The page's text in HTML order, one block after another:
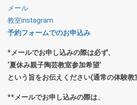
メール
教室instagram
予約フォームでのお申込み
*メールでお申し込みの際は必ず、
‘夏休み親子陶芸教室参加希望’
という旨をお伝えください(通常の体験
**メールでお申し込みの際は、